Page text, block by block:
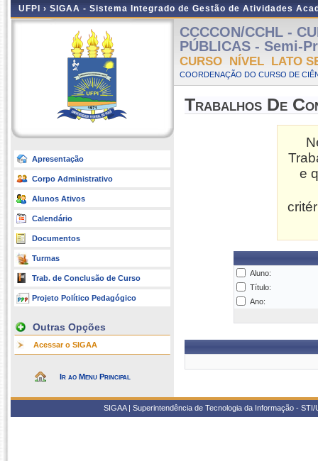
UFPI › SIGAA - Sistema Integrado de Gestão de Atividades
Apresentação
Corpo Administrativo
Alunos Ativos
Calendário
Documentos
Turmas
Trab. de Conclusão de Curso
Projeto Político Pedagógico
Outras Opções
Acessar o SIGAA
Ir ao Menu Principal
CCCCON/CCHL -
PÚBLICAS - Semi-
CURSO NÍVEL LATO
COORDENAÇÃO DO CURSO DE
Trabalhos De
e
Aluno:
Título:
Ano:
SIGAA | Superintendência de Tecnologia da Informação -